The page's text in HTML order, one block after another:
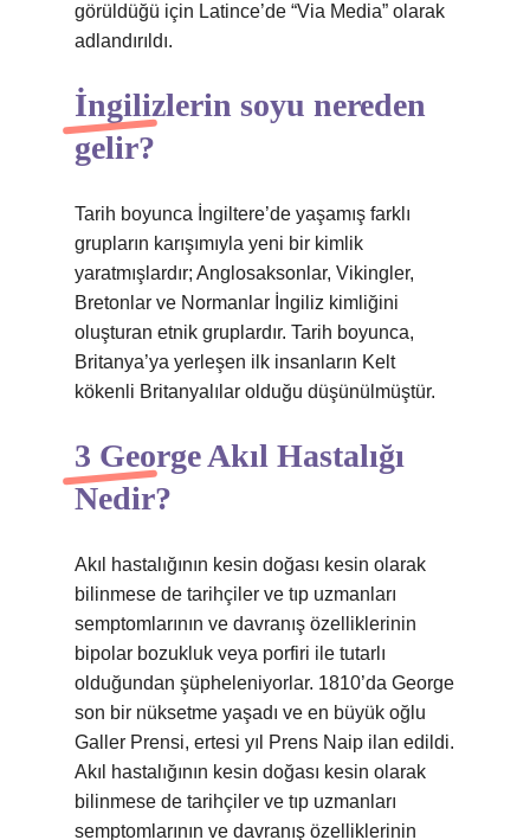
görüldüğü için Latince’de “Via Media” olarak
adlandırıldı.
İngilizlerin soyu nereden
gelir?
Tarih boyunca İngiltere’de yaşamış farklı
grupların karışımıyla yeni bir kimlik
yaratmışlardır; Anglosaksonlar, Vikingler,
Bretonlar ve Normanlar İngiliz kimliğini
oluşturan etnik gruplardır. Tarih boyunca,
Britanya’ya yerleşen ilk insanların Kelt
kökenli Britanyalılar olduğu düşünülmüştür.
3 George Akıl Hastalığı
Nedir?
Akıl hastalığının kesin doğası kesin olarak
bilinmese de tarihçiler ve tıp uzmanları
semptomlarının ve davranış özelliklerinin
bipolar bozukluk veya porfiri ile tutarlı
olduğundan şüpheleniyorlar. 1810’da George
son bir nüksetme yaşadı ve en büyük oğlu
Galler Prensi, ertesi yıl Prens Naip ilan edildi.
Akıl hastalığının kesin doğası kesin olarak
bilinmese de tarihçiler ve tıp uzmanları
semptomlarının ve davranış özelliklerinin